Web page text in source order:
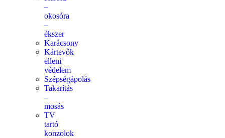
–
okosóra
–
ékszer
Karácsony
Kártevők
elleni
védelem
Szépségápolás
Takarítás
–
mosás
TV
tartó
konzolok